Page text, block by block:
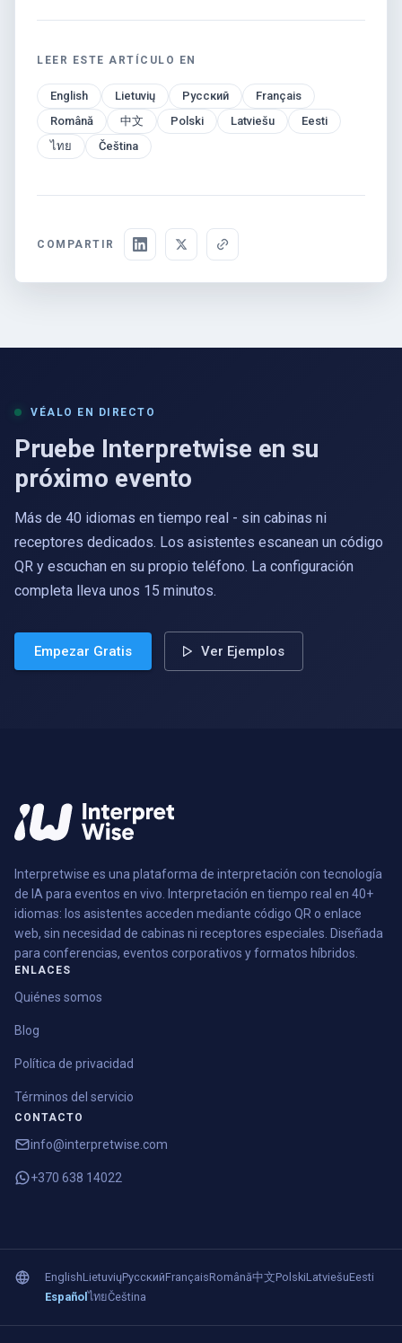
LEER ESTE ARTÍCULO EN
English Lietuvių Русский
Français
Română
中文 Polski Latviešu
Eesti
ไทย
Čeština
COMPARTIR
VÉALO EN DIRECTO
Pruebe Interpretwise en su
próximo evento
Más de 40 idiomas en tiempo real - sin cabinas ni
receptores dedicados. Los asistentes escanean un código
QR y escuchan en su propio teléfono. La configuración
completa lleva unos 15 minutos.
Empezar Gratis Ver Ejemplos
Interpretwise es una plataforma de interpretación con tecnología
de IA para eventos en vivo. Interpretación en tiempo real en 40+
idiomas: los asistentes acceden mediante código QR o enlace
web, sin necesidad de cabinas ni receptores especiales. Diseñada
para conferencias, eventos corporativos y formatos híbridos.
ENLACES
Quiénes somos
Blog
Política de privacidad
Términos del servicio
CONTACTO
info@interpretwise.com
+370 638 14022
EnglishLietuviųРусскийFrançaisRomână中文PolskiLatviešuEesti
EspañolไทยČeština